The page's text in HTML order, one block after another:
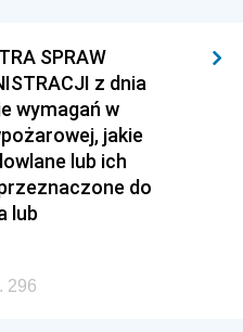
SPRAW
z dnia
wymagań w
jakie
lub ich
do
lub
296